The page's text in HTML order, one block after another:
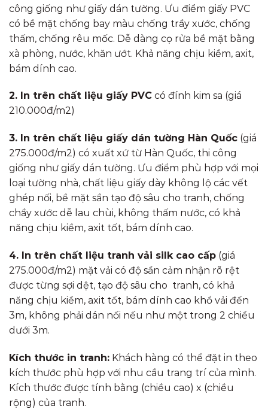
công giống như giấy dán tường. Ưu điểm giấy PVC
có bề mặt chống bay màu chống trầy xước, chống
thấm, chống rêu mốc. Dễ dàng cọ rửa bề mặt bằng
xà phòng, nước, khăn ướt. Khả năng chịu kiềm, axit,
bám dính cao.
2. In trên chất liệu giấy PVC có đính kim sa (giá
210.000đ/m2)
3. In trên chất liệu giấy dán tường Hàn Quốc (giá
275.000đ/m2) có xuất xứ từ Hàn Quốc, thi công
giống như giấy dán tường. Ưu điểm phù hợp với mọi
loại tường nhà, chất liệu giấy dày không lộ các vết
ghép nối, bề mặt sần tạo độ sâu cho tranh, chống
chầy xước dễ lau chùi, không thấm nước, có khả
năng chịu kiềm, axit tốt, bám dính cao.
4. In trên chất liệu tranh vải silk cao cấp (giá
275.000đ/m2) mặt vải có độ sần cảm nhận rõ rệt
được từng sợi dệt, tạo độ sâu cho tranh, có khả
năng chịu kiềm, axit tốt, bám dính cao khổ vải đến
3m, không phải dán nối nếu như một trong 2 chiều
dưới 3m.
Kích thước in tranh: Khách hàng có thể đặt in theo
kích thước phù hợp với nhu cầu trang trí của mình.
Kích thước được tính bằng (chiều cao) x (chiều
rộng) của tranh.